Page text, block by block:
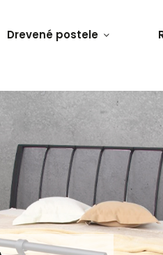
Drevené postele